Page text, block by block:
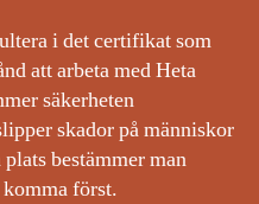
i det certifikat som
att arbeta med Heta
säkerheten
skador på människor
bestämmer man
först.